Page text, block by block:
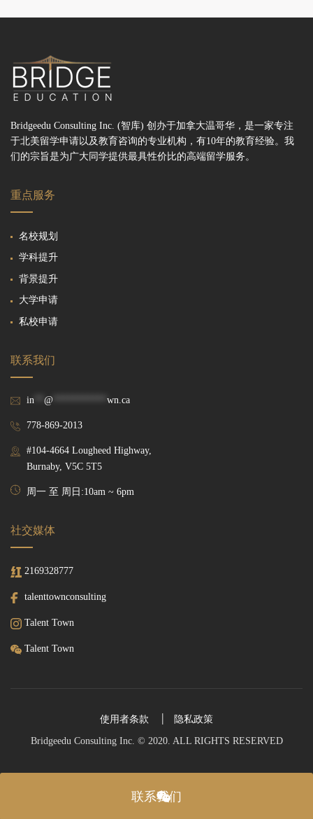
Bridgeedu Consulting Inc. (智库) 创办于加拿大温哥华，是一家专注
于北美留学申请以及教育咨询的专业机构，有10年的教育经验。我
们的宗旨是为广大同学提供最具性价比的高端留学服务。
重点服务
名校规划
学科提升
背景提升
大学申请
私校申请
联系我们
in @ wn.ca
778-869-2013
#104-4664 Lougheed Highway,
Burnaby, V5C 5T5
周一 至 周日:10am ~ 6pm
社交媒体
2169328777
talenttownconsulting
Talent Town
Talent Town
Bridgeedu Consulting Inc. © 2020. ALL RIGHTS RESERVED
使用者条款 隐私政策
联系我们